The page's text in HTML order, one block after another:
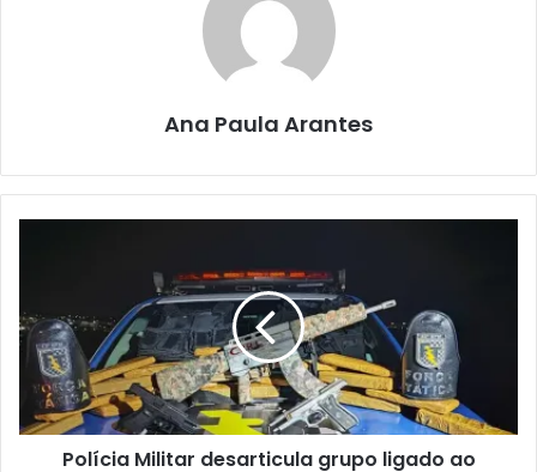
Ana Paula Arantes
Polícia Militar desarticula grupo ligado ao